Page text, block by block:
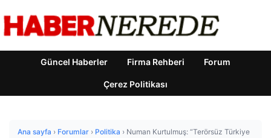
Güncel Haberler Firma Rehberi Forum
Çerez Politikası
Ana sayfa › Forumlar › Politika › Numan Kurtulmuş: “Terörsüz Türkiye